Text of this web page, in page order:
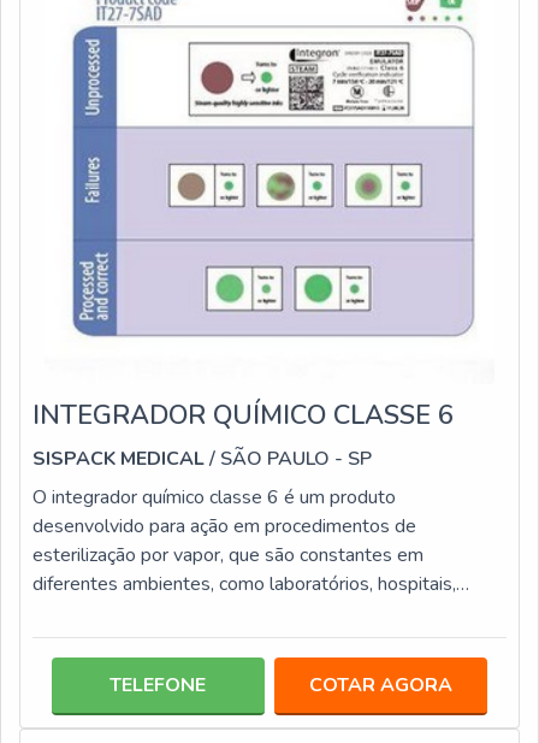
INTEGRADOR QUÍMICO CLASSE 6
SISPACK MEDICAL/ SÃO PAULO - SP
O integrador químico classe 6 é um produto
desenvolvido para ação em procedimentos de
esterilização por vapor, que são constantes em
diferentes ambientes, como laboratórios, hospitais,
modalidade de EMULADOR químico tem um papel
avalia diferentes parâmetros, tais como: Qualidade do
vapor; Tempo de exposição; Temperatura.Informações
TELEFONE COTAR AGORA